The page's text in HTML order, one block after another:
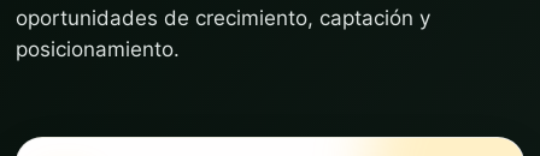
oportunidades de crecimiento, captación y
posicionamiento.